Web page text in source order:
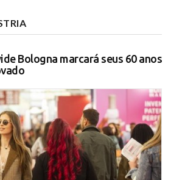
Bologna marcará seus 60 anos